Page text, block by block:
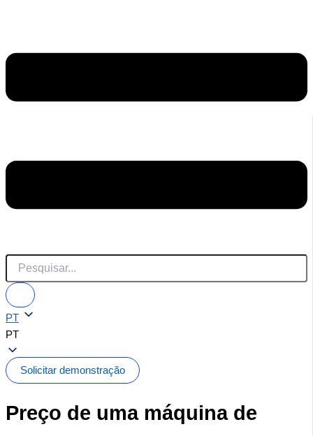
PT
PT
Solicitar demonstração
Preço de uma máquina de